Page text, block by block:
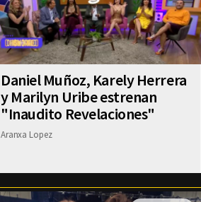
Daniel Muñoz, Karely Herrera
y Marilyn Uribe estrenan
"Inaudito Revelaciones"
Aranxa Lopez